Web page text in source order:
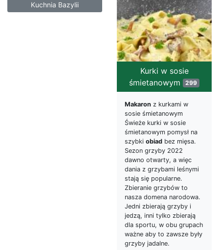
Kuchnia Bazylii
Kurki w sosie
śmietanowym 299
Makaron z kurkami w
sosie śmietanowym
Świeże kurki w sosie
śmietanowym pomysł na
szybki obiad bez mięsa.
Sezon grzyby 2022
dawno otwarty, a więc
dania z grzybami leśnymi
stają się popularne.
Zbieranie grzybów to
nasza domena narodowa.
Jedni zbierają grzyby i
jedzą, inni tylko zbierają
dla sportu, w obu grupach
ważne aby to zawsze były
grzyby jadalne.